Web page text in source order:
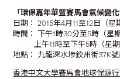
「環保嘉年華暨賽馬會氣候變
日期： 2015年4月11至12日（星
時間： 下午1時30分至5時（星期
上午11時至下午5時（星期
地點： 九龍深水埗欽州街37K
香港中文大學賽馬會地球保源